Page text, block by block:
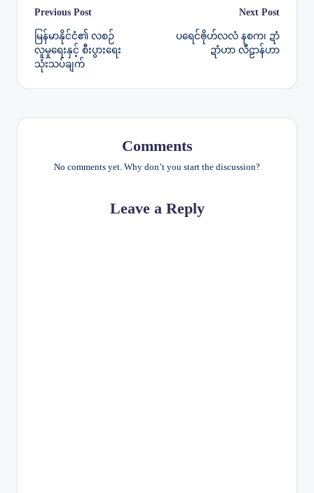
Post
navigation
Previous Post
မြန်မာနိုင်ငံ၏ လစဉ်
လူမှုရေးနှင့် စီးပွားရေး
သုံးသပ်ချက်
Next Post
ပရေင်ၜိုဟ်လလံ နစက၊ ဍာံ
ဍာံဟာ လီဠာန်ဟာ
Comments
No comments yet. Why don’t you start the discussion?
Leave a Reply